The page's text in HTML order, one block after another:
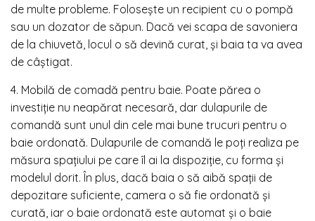
de multe probleme. Folosește un recipient cu o pompă
sau un dozator de săpun. Dacă vei scapa de savoniera
de la chiuvetă, locul o să devină curat, și baia ta va avea
de câștigat.
4. Mobilă de comadă pentru baie. Poate părea o
investiție nu neapărat necesară, dar dulapurile de
comandă sunt unul din cele mai bune trucuri pentru o
baie ordonată. Dulapurile de comandă le poți realiza pe
măsura spațiului pe care îl ai la dispoziție, cu forma și
modelul dorit. În plus, dacă baia o să aibă spații de
depozitare suficiente, camera o să fie ordonată și
curată, iar o baie ordonată este automat și o baie